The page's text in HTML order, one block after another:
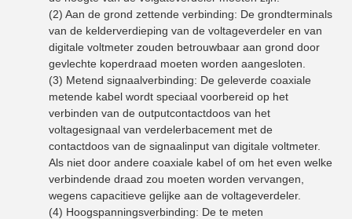
(2) Aan de grond zettende verbinding: De grondterminals
van de kelderverdieping van de voltageverdeler en van
digitale voltmeter zouden betrouwbaar aan grond door
gevlechte koperdraad moeten worden aangesloten.
(3) Metend signaalverbinding: De geleverde coaxiale
metende kabel wordt speciaal voorbereid op het
verbinden van de outputcontactdoos van het
voltagesignaal van verdelerbacement met de
contactdoos van de signaalinput van digitale voltmeter.
Als niet door andere coaxiale kabel of om het even welke
verbindende draad zou moeten worden vervangen,
wegens capacitieve gelijke aan de voltageverdeler.
(4) Hoogspanningsverbinding: De te meten